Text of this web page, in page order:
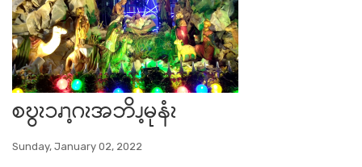
စဎွၩၥၧၫ့ဂၩအဘိၪ့မုနံၩ
Sunday, January 02, 2022